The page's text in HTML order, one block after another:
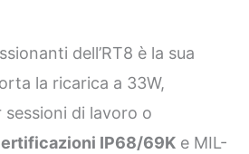
dell’RT8 è la sua
la ricarica a 33W,
di lavoro o
IP68/69K e MIL-